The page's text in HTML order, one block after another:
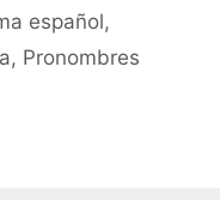
ellos
español,
, Pronombres